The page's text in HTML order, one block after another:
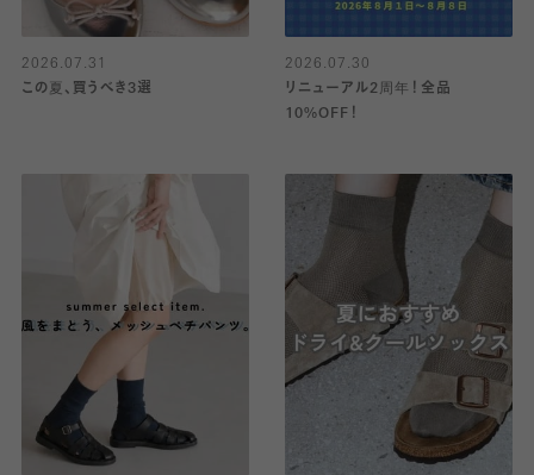
2026.07.31
この夏、買うべき3選
2026.07.30
リニューアル2周年！全品
10%OFF！